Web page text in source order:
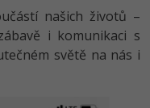
našich životů –
i komunikaci s
světě na nás i